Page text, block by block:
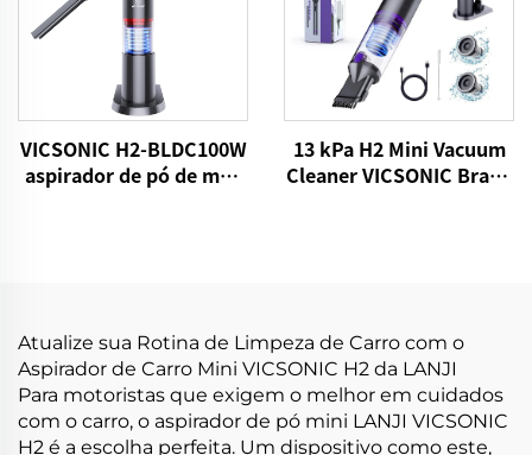
VICSONIC H2-BLDC100W
aspirador de pó de mão
13 kPa H2 Mini Vacuum
Cleaner VICSONIC Brand
Atualize sua Rotina de Limpeza de Carro com o
Aspirador de Carro Mini VICSONIC H2 da LANJI
Para motoristas que exigem o melhor em cuidados
com o carro, o aspirador de pó mini LANJI VICSONIC
H2 é a escolha perfeita. Um dispositivo como este,